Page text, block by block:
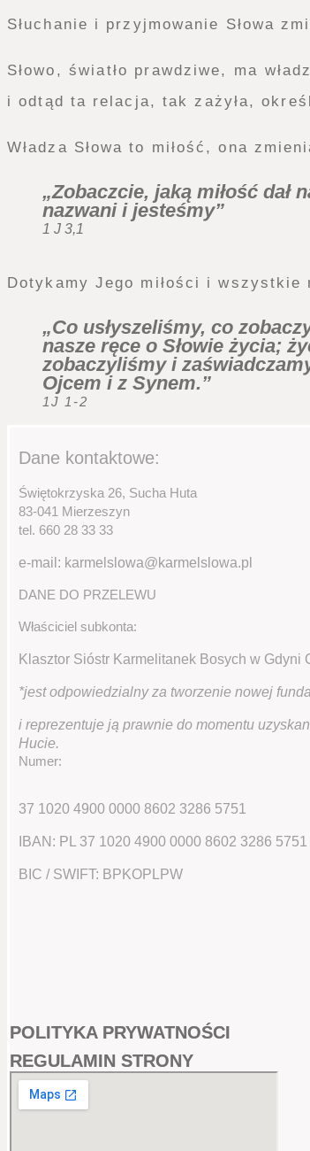
Słuchanie i przyjmowanie Słowa
Słowo, światło prawdziwe, ma
i odtąd ta relacja, tak zażyła,
Władza Słowa to miłość, ona
„Zobaczcie, jaką miłość
nazwani i jesteśmy”
1 J 3,1
Dotykamy Jego miłości i wszystkie
„Co usłyszeliśmy, co
nasze ręce o Słowie życia;
zobaczyliśmy i
Ojcem i z Synem.”
1J 1-2
Dane kontaktowe:
Świętokrzyska 26, Sucha Huta
83-041 Mierzeszyn
tel. 660 28 33 33
e-mail: karmelslowa@karmelslowa.pl
DANE DO PRZELEWU
Właściciel subkonta:
Klasztor Sióstr Karmelitanek Bosych w Gdyni
*jest odpowiedzialny za tworzenie nowej
i reprezentuje ją prawnie do momentu
Hucie.
Numer:
37 1020 4900 0000 8602 3286 5751
IBAN: PL 37 1020 4900 0000 8602 3286 5751
BIC / SWIFT: BPKOPLPW
POLITYKA PRYWATNOŚCI
REGULAMIN STRONY